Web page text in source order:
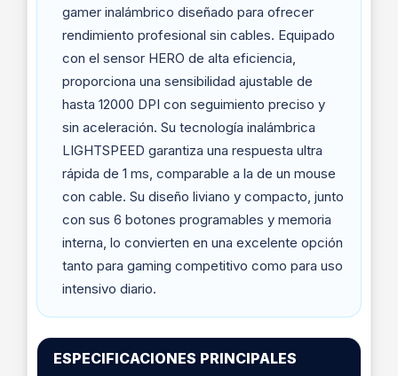
gamer inalámbrico diseñado para ofrecer
rendimiento profesional sin cables. Equipado
con el sensor HERO de alta eficiencia,
proporciona una sensibilidad ajustable de
hasta 12000 DPI con seguimiento preciso y
sin aceleración. Su tecnología inalámbrica
LIGHTSPEED garantiza una respuesta ultra
rápida de 1 ms, comparable a la de un mouse
con cable. Su diseño liviano y compacto, junto
con sus 6 botones programables y memoria
interna, lo convierten en una excelente opción
tanto para gaming competitivo como para uso
intensivo diario.
ESPECIFICACIONES PRINCIPALES